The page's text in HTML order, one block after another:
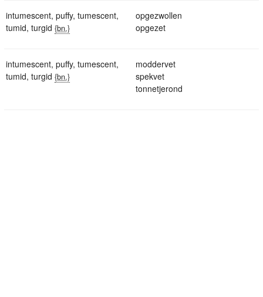
intumescent, puffy, tumescent,
tumid, turgid {bn.}
opgezwollen
opgezet
intumescent, puffy, tumescent,
tumid, turgid {bn.}
moddervet
spekvet
tonnetjerond